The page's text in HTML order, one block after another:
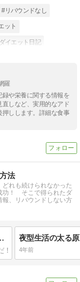
#リバウンドなし
ット
イエット日記
羅
や栄養に関する情報を
しなど、実用的なアド
しします。詳細な食事
法
れも続けられなかった
功！ そこで得られたダ
、リバウンドしない方
：ダイエット再開します
4年前